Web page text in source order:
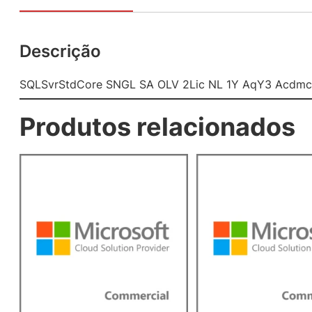
Descrição
SQLSvrStdCore SNGL SA OLV 2Lic NL 1Y AqY3
Produtos relacionados